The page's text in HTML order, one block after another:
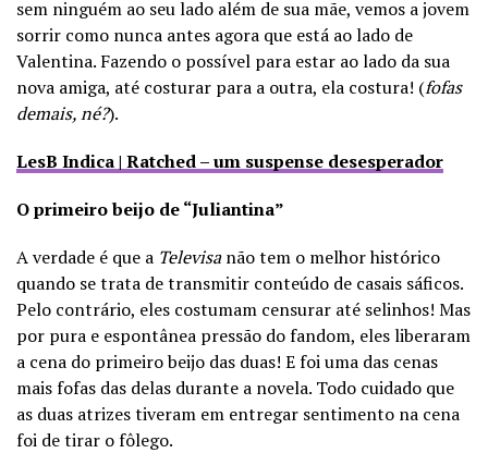
sem ninguém ao seu lado além de sua mãe, vemos a jovem
sorrir como nunca antes agora que está ao lado de
Valentina. Fazendo o possível para estar ao lado da sua
nova amiga, até costurar para a outra, ela costura! (fofas
demais, né?).
LesB Indica | Ratched – um suspense desesperador
O primeiro beijo de “Juliantina”
A verdade é que a Televisanão tem o melhor histórico
quando se trata de transmitir conteúdo de casais sáficos.
Pelo contrário, eles costumam censurar até selinhos! Mas
por pura e espontânea pressão do fandom, eles liberaram
a cena do primeiro beijo das duas! E foi uma das cenas
mais fofas das delas durante a novela. Todo cuidado que
as duas atrizes tiveram em entregar sentimento na cena
foi de tirar o fôlego.